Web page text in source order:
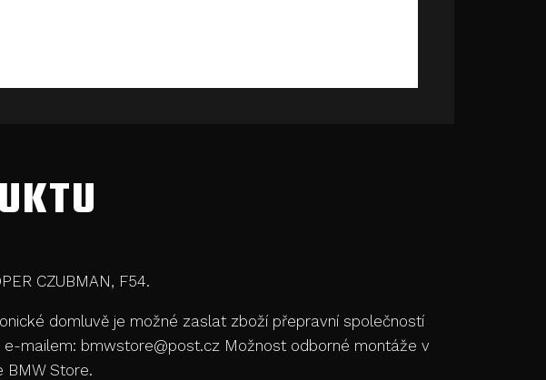
CZUBMAN, F54.
domluvě je možné zaslat zboží přepravní společností
e-mailem: bmwstore@post.cz Možnost odborné montáže v
BMW Store.